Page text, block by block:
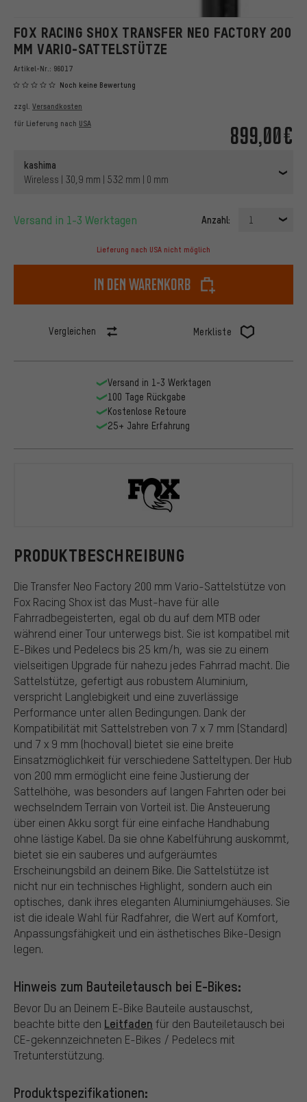
FOX RACING SHOX TRANSFER NEO FACTORY 200
MM VARIO-SATTELSTÜTZE
Artikel-Nr.: 96017
Noch keine Bewertung
899,00€
zzgl. Versandkosten
für Lieferung nach USA
kashima
Wireless | 30,9 mm | 532 mm | 0 mm
Versand in 1-3 Werktagen Anzahl: 1
Lieferung nach USA nicht möglich
In den Warenkorb
Vergleichen Merkliste
PRODUKTBESCHREIBUNG
Die Transfer Neo Factory 200 mm Vario-Sattelstütze von
Fox Racing Shox ist das Must-have für alle
Fahrradbegeisterten, egal ob du auf dem MTB oder
während einer Tour unterwegs bist. Sie ist kompatibel mit
E-Bikes und Pedelecs bis 25 km/h, was sie zu einem
vielseitigen Upgrade für nahezu jedes Fahrrad macht. Die
Sattelstütze, gefertigt aus robustem Aluminium,
verspricht Langlebigkeit und eine zuverlässige
Performance unter allen Bedingungen. Dank der
Kompatibilität mit Sattelstreben von 7 x 7 mm (Standard)
und 7 x 9 mm (hochoval) bietet sie eine breite
Einsatzmöglichkeit für verschiedene Satteltypen. Der Hub
von 200 mm ermöglicht eine feine Justierung der
Sattelhöhe, was besonders auf langen Fahrten oder bei
wechselndem Terrain von Vorteil ist. Die Ansteuerung
über einen Akku sorgt für eine einfache Handhabung
ohne lästige Kabel. Da sie ohne Kabelführung auskommt,
bietet sie ein sauberes und aufgeräumtes
Erscheinungsbild an deinem Bike. Die Sattelstütze ist
nicht nur ein technisches Highlight, sondern auch ein
optisches, dank ihres eleganten Aluminiumgehäuses. Sie
ist die ideale Wahl für Radfahrer, die Wert auf Komfort,
Anpassungsfähigkeit und ein ästhetisches Bike-Design
legen.
Hinweis zum Bauteiletausch bei E-Bikes:
Bevor Du an Deinem E-Bike Bauteile austauschst,
beachte bitte den Leitfaden für den Bauteiletausch bei
CE-gekennzeichneten E-Bikes / Pedelecs mit
Tretunterstützung.
Produktspezifikationen:
Versand in 1-3 Werktagen
100 Tage Rückgabe
Kostenlose Retoure
25+ Jahre Erfahrung